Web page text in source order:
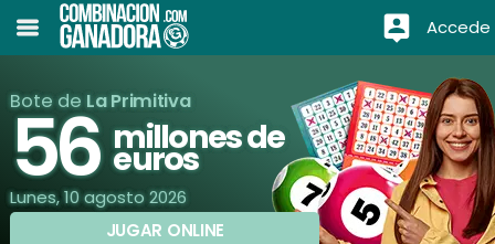
Accede
Bote de La Primitiva
56 millones de
euros
Lunes, 10 agosto 2026
JUGAR ONLINE